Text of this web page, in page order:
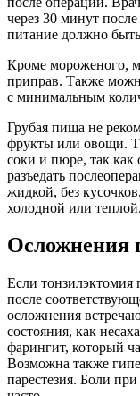
через 30 минут
питание должно
Кроме мороженого,
приправ. Также
с минимальным
Грубая пища не
фрукты или овощи.
соки и пюре, так как
разъедать
жидкой, без
холодной или теплой.
Осложнения
Если тонзилэктомия
после
осложнения
состояния, как
фарингит, который
Возможна также
парестезия. Боли